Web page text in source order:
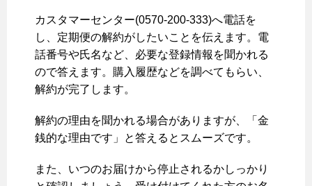
カスタマーセンター(0570-200-333)へ電話を
し、定期便の解約がしたいことを伝えます。電
話番号や氏名など、必要な登録情報を聞かれる
ので答えます。購入履歴などを調べてもらい、
解約が完了します。
解約の理由を聞かれる場合がありますが、「金
銭的な理由です」と答えるとスムーズです。
また、いつのお届けから停止されるかしっかり